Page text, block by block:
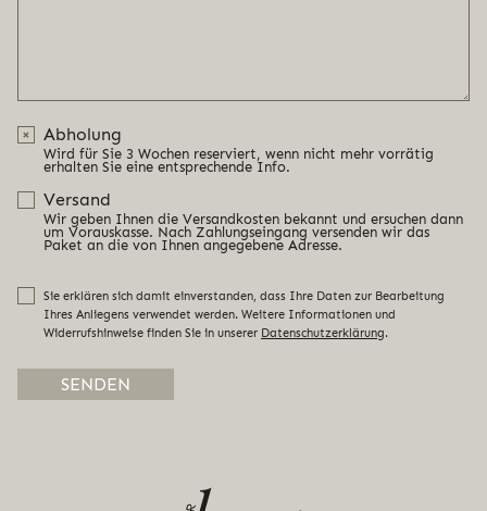
Abholung
Wird für Sie 3 Wochen reserviert, wenn nicht mehr vorrätig
erhalten Sie eine entsprechende Info.
Versand
Wir geben Ihnen die Versandkosten bekannt und ersuchen dann
um Vorauskasse. Nach Zahlungseingang versenden wir das
Paket an die von Ihnen angegebene Adresse.
Sie erklären sich damit einverstanden, dass Ihre Daten zur Bearbeitung
Ihres Anliegens verwendet werden. Weitere Informationen und
Widerrufshinweise finden Sie in unserer Datenschutzerklärung.